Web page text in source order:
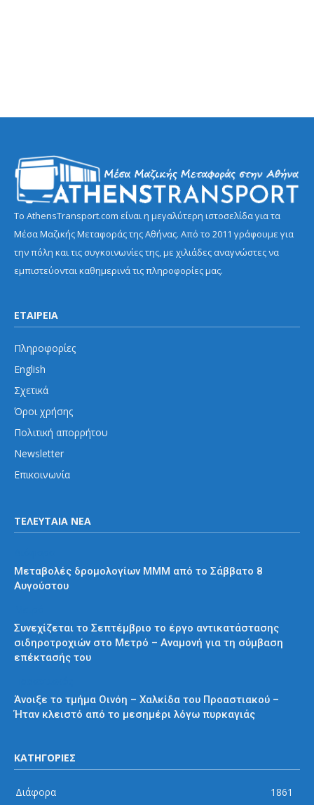
Το AthensTransport.com είναι η μεγαλύτερη ιστοσελίδα για τα
Μέσα Μαζικής Μεταφοράς της Αθήνας. Από το 2011 γράφουμε για
την πόλη και τις συγκοινωνίες της, με χιλιάδες αναγνώστες να
εμπιστεύονται καθημερινά τις πληροφορίες μας.
ΕΤΑΙΡΕΙΑ
Πληροφορίες
English
Σχετικά
Όροι χρήσης
Πολιτική απορρήτου
Newsletter
Επικοινωνία
ΤΕΛΕΥΤΑΙΑ ΝΕΑ
Μεταβολές δρομολογίων ΜΜΜ από το Σάββατο 8
Αυγούστου
Συνεχίζεται το Σεπτέμβριο το έργο αντικατάστασης
σιδηροτροχιών στο Μετρό – Αναμονή για τη σύμβαση
επέκτασής του
Άνοιξε το τμήμα Οινόη – Χαλκίδα του Προαστιακού –
Ήταν κλειστό από το μεσημέρι λόγω πυρκαγιάς
ΚΑΤΗΓΟΡΙΕΣ
Διάφορα 1861